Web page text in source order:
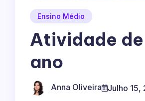
Ensino Médio
Atividade de
ano
Anna Oliveira Julho 15,